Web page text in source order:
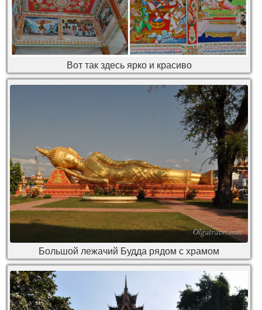
Вот так здесь ярко и красиво
Большой лежачий Будда рядом с храмом